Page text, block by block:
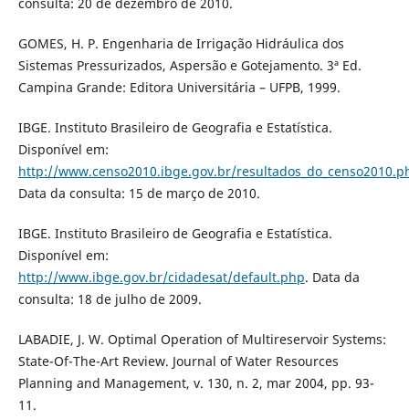
GOMES, H. P. Engenharia de Irrigação Hidráulica dos
Sistemas Pressurizados, Aspersão e Gotejamento. 3ª Ed.
Campina Grande: Editora Universitária – UFPB, 1999.
IBGE. Instituto Brasileiro de Geografia e Estatística.
Disponível em:
http://www.censo2010.ibge.gov.br/
Data da consulta: 15 de março de 2010.
IBGE. Instituto Brasileiro de Geografia e Estatística.
Disponível em:
http://www.ibge.gov.br/cidadesat/default.php. Data da
consulta: 18 de julho de 2009.
LABADIE, J. W. Optimal Operation of Multireservoir Systems:
State-Of-The-Art Review. Journal of Water Resources
Planning and Management, v. 130, n. 2, mar 2004, pp. 93-
11.